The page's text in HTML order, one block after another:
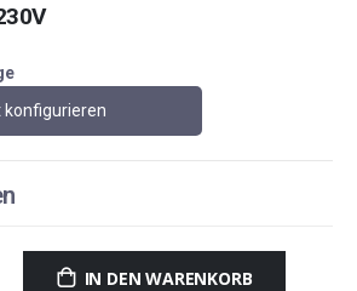
IN DEN WARENKORB